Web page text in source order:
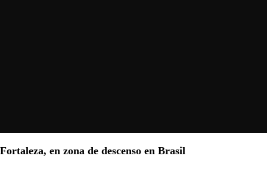
Fortaleza, en zona de descenso en Brasil